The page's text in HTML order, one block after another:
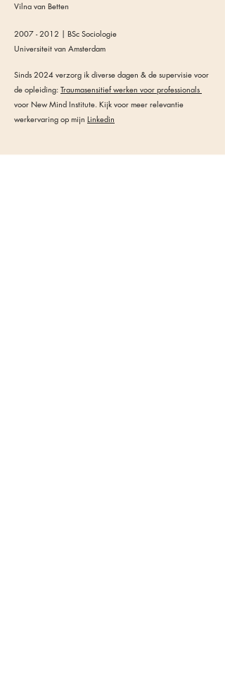
Vilna van Betten
2007 - 2012 | BSc Sociologie
Universiteit van Amsterdam
Sinds 2024 verzorg ik diverse dagen & de supervisie voor
de opleiding: Traumasensitief werken voor professionals
voor New Mind Institute. Kijk voor meer relevantie
werkervaring op mijn Linkedin